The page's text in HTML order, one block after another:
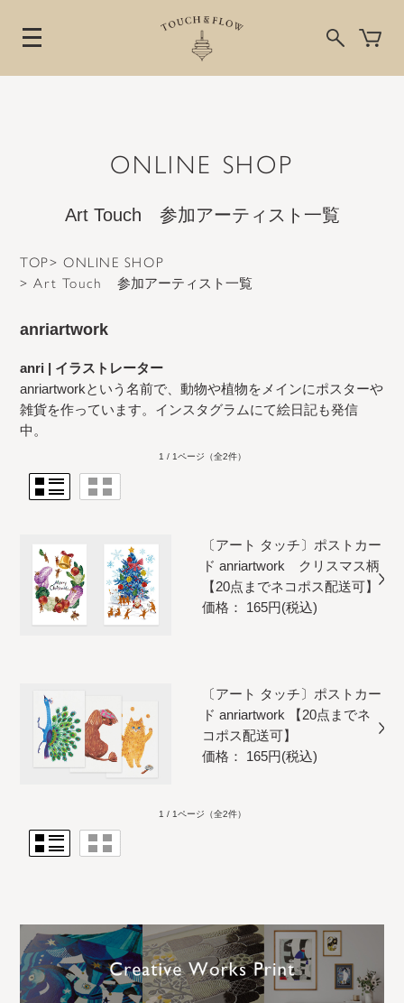
ONLINE SHOP
Art Touch 参加アーティスト一覧
TOP> ONLINE SHOP
> Art Touch 参加アーティスト一覧
anriartwork
anri | イラストレーター
anriartworkという名前で、動物や植物をメインにポスターや
雑貨を作っています。インスタグラムにて絵日記も発信
中。
1 / 1ページ （全2件）
〔アート タッチ〕ポストカー
ド anriartwork クリスマス柄
【20点までネコポス配送可】
価格： 165円(税込)
〔アート タッチ〕ポストカー
ド anriartwork 【20点までネ
コポス配送可】
価格： 165円(税込)
1 / 1ページ （全2件）